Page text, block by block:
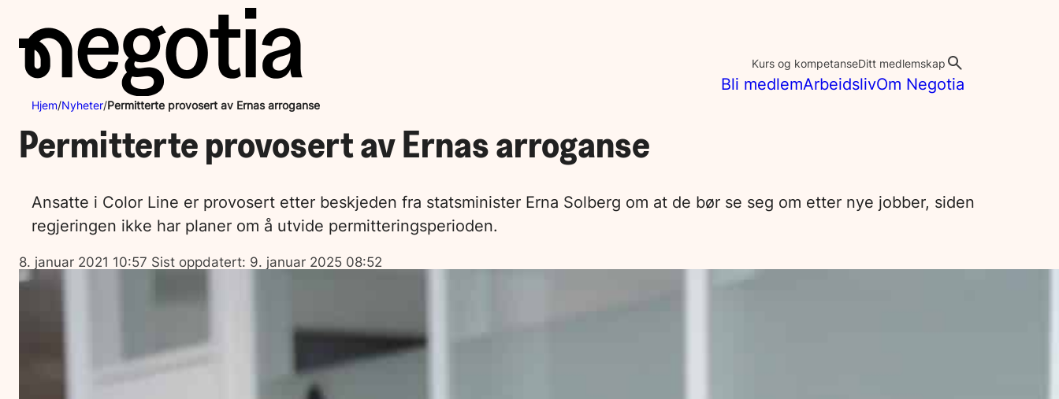
innhold
Bli medlemArbeidslivOm Negotia
Kurs og kompetanseDitt medlemskap
Hjem/Nyheter/Permitterte provosert av Ernas arroganse
Permitterte provosert av Ernas arroganse
Ansatte i Color Line er provosert etter beskjeden fra statsminister Erna Solberg om at de bør se seg om etter nye jobber, siden
regjeringen ikke har planer om å utvide permitteringsperioden.
Lagt
ut
på
8. januar 2021 10:57 Sist oppdatert: 9. januar 2025 08:52